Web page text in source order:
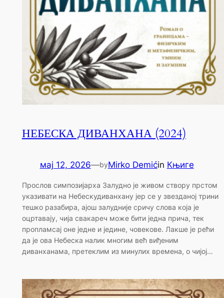
НЕБЕСКА ДИВАНХАНА (2024)
мај 12, 2026—byMirko Demićin Књиге
Прослов симпозијарха Залудно је живом створу прстом
указивати на Небескудиванхану јер се у звезданој трини
тешко разабира, ајош залудније сричу слова која је
оцртавају, чија свакареч може бити једна прича, тек
пропламсај оне једне и једине, човекове. Лакше је рећи
да је ова Небеска налик многим већ виђеним
диванханама, претеклим из минулих времена, о чијој…